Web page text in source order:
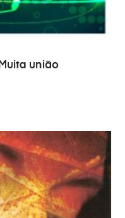
união